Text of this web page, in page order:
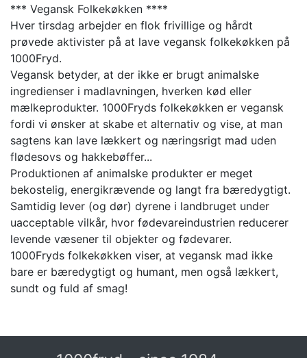
*** Vegansk Folkekøkken ****
Hver tirsdag arbejder en flok frivillige og hårdt
prøvede aktivister på at lave vegansk folkekøkken på
1000Fryd.
Vegansk betyder, at der ikke er brugt animalske
ingredienser i madlavningen, hverken kød eller
mælkeprodukter. 1000Fryds folkekøkken er vegansk
fordi vi ønsker at skabe et alternativ og vise, at man
sagtens kan lave lækkert og næringsrigt mad uden
flødesovs og hakkebøffer...
Produktionen af animalske produkter er meget
bekostelig, energikrævende og langt fra bæredygtigt.
Samtidig lever (og dør) dyrene i landbruget under
uacceptable vilkår, hvor fødevareindustrien reducerer
levende væsener til objekter og fødevarer.
1000Fryds folkekøkken viser, at vegansk mad ikke
bare er bæredygtigt og humant, men også lækkert,
sundt og fuld af smag!